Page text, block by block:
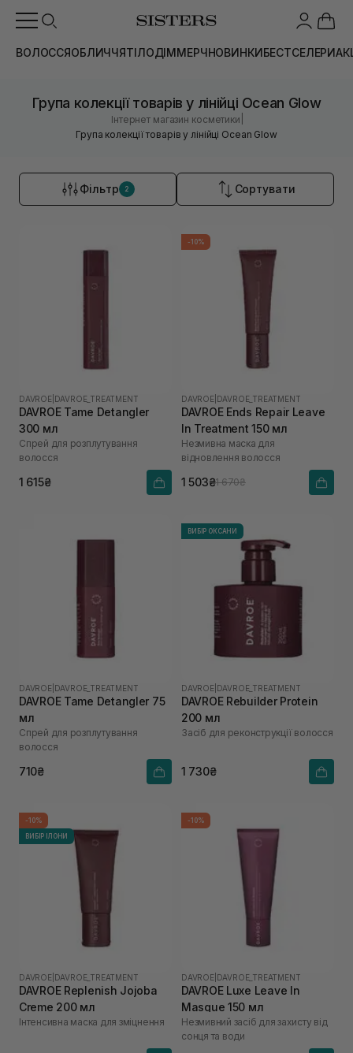
ВОЛОССЯОБЛИЧЧЯТІЛОДІММЕРЧНОВИНКИБЕСТСЕЛЕРИ
Група колекції товарів у лінійці Ocean Glow
Інтернет магазин косметики
Група колекції товарів у лінійці Ocean Glow
Фільтр 2 Сортувати
DAVROE DAVROE_TREATMENT
DAVROE Tame Detangler
300 мл
Спрей для розплутування
волосся
1 615₴
-10%
DAVROE DAVROE_TREATMENT
DAVROE Ends Repair Leave
In Treatment 150 мл
Незмивна маска для
відновлення волосся
1 503₴1 670₴
DAVROE DAVROE_TREATMENT
DAVROE Tame Detangler 75
мл
Спрей для розплутування
волосся
710₴
ВИБІР ОКСАНИ
DAVROE DAVROE_TREATMENT
DAVROE Rebuilder Protein
200 мл
Засіб для реконструкції волосся
1 730₴
-10%
ВИБІР ІЛОНИ
DAVROE DAVROE_TREATMENT
DAVROE Replenish Jojoba
Creme 200 мл
Інтенсивна маска для зміцнення
-10%
DAVROE DAVROE_TREATMENT
DAVROE Luxe Leave In
Masque 150 мл
Незмивний засіб для захисту від
сонця та води